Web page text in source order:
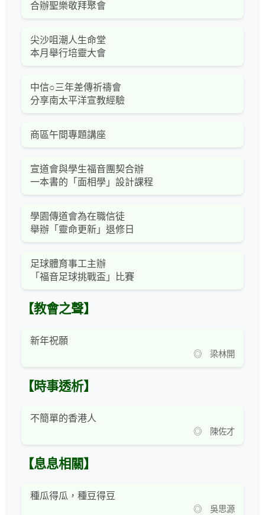
合辦聖樂敬拜聚會
尖沙咀潮人生命堂
本月舉行培靈大會
中信○三年差傳祈禱會
分享南太平洋宣教經驗
商區午間專題講座
宣道會與學生福音團契合辦
一本書的「面相學」設計課程
學園傳道會為在職信徒
舉辦「靈命更新」退修日
足球體育事工主辦
「福音足球挑戰盃」比賽
【教會之聲】
新年祝願
◎ 梁林開
【時事透析】
不簡單的香港人
◎ 陳佐才
【息息相關】
種瓜得瓜，種豆得豆
◎ 吳思源